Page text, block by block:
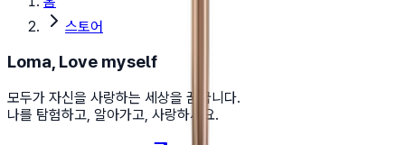
스토어
Loma, Love myself
모두가 자신을 사랑하는 세상을 꿈꿉니다.
나를 탐험하고, 알아가고, 사랑하세요.